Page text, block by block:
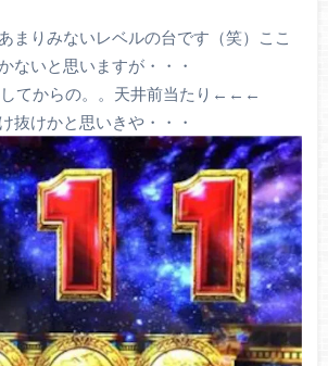
まりみないレベルの台です（笑）ここ
ないと思いますが・・・
てからの。。天井前当たり←←←
抜けかと思いきや・・・